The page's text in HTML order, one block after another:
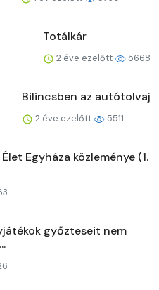
Totálkár
2 éve ezelőtt 5668
Bilincsben az autótolvaj
2 éve ezelőtt 5511
Egyháza közleménye (1.
győzteseit nem